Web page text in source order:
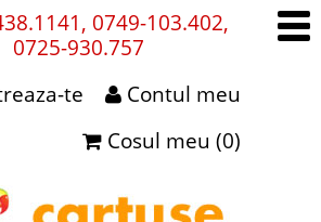
0749-103.402,
0725-930.757
Contul meu
te
Cosul meu (0)